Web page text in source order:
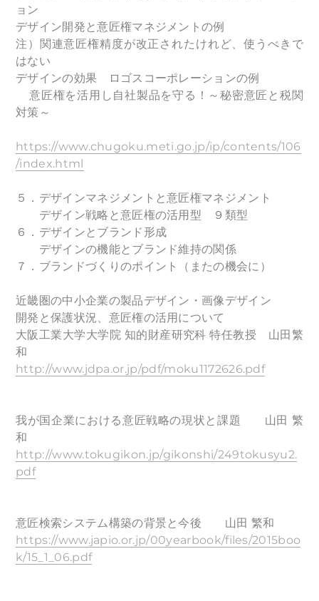
ョン
デザイン開発と意匠権マネジメントの例
注）関連意匠権精度が改正されたけれど、使うべきで
はない
デザインの効果 ロゴスコーポレーションの例
意匠権を活用し自社製品を守る！～秘密意匠と税関
対策～
https://www.chugoku.meti.go.jp/ip/contents/106
/index.html
５．デザインマネジメントと意匠権マネジメント
デザイン戦略と意匠権の活用型 ９類型
６．デザインとブランド形成
デザインの機能とブランド維持の関係
７．ブランドづくりのポイント（またの機会に）
近畿圏の中小企業の製品デザイン・画像デザイン
開発と保護状況、意匠権の活用について
大阪工業大学大学院 知的財産研究科 特任教授 山田繁
和
http://www.jdpa.or.jp/pdf/moku1172626.pdf
我が国企業における意匠戦略の現状と課題 山田 繁
和
http://www.tokugikon.jp/gikonshi/249tokusyu2.
pdf
意匠検索システム構築の背景と今後 山田 繁和
https://www.japio.or.jp/00yearbook/files/2015boo
k/15_1_06.pdf